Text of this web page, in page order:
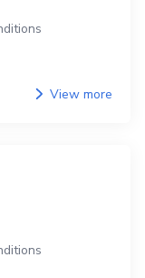
View more